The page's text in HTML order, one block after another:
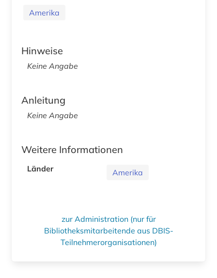
Amerika
Hinweise
Keine Angabe
Anleitung
Keine Angabe
Weitere Informationen
Länder Amerika
zur Administration (nur für
Bibliotheksmitarbeitende aus DBIS-
Teilnehmerorganisationen)